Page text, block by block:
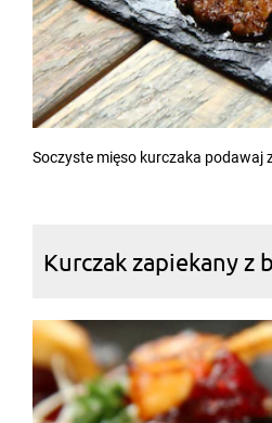
Soczyste mięso kurczaka podawaj
Kurczak zapiekany z